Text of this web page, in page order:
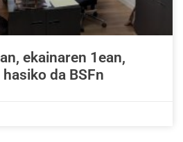
ekainaren 1ean,
da BSFn